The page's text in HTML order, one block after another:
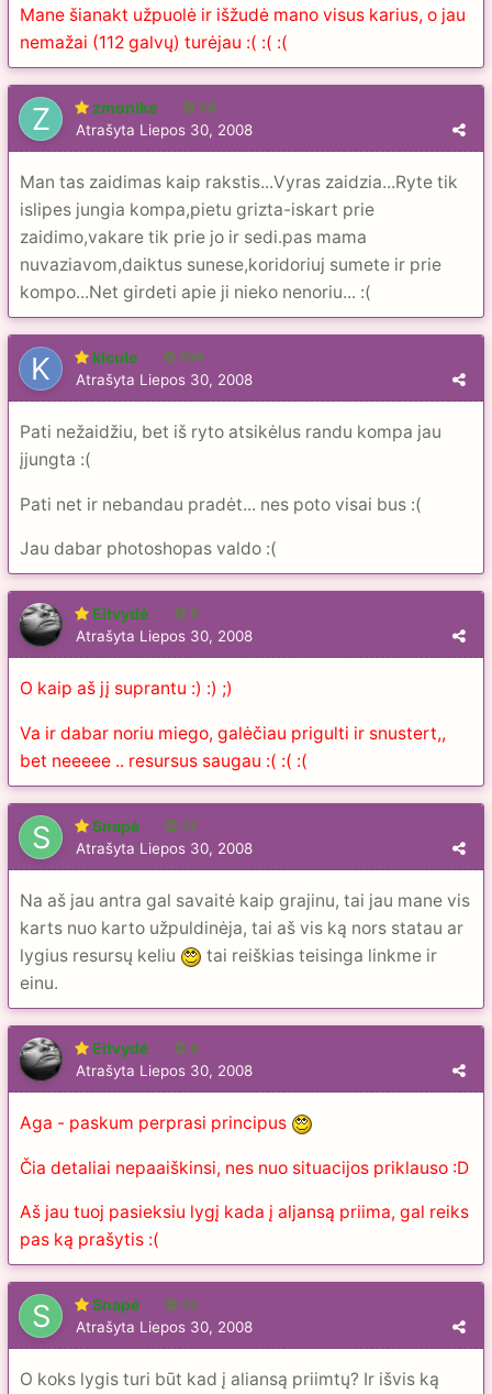
Mane šianakt užpuolė ir išžudė mano visus karius, o jau
nemažai (112 galvų) turėjau :( :( :(
zmonike 28
Atrašyta Liepos 30, 2008
Man tas zaidimas kaip rakstis...Vyras zaidzia...Ryte tik
islipes jungia kompa,pietu grizta-iskart prie
zaidimo,vakare tik prie jo ir sedi.pas mama
nuvaziavom,daiktus sunese,koridoriuj sumete ir prie
kompo...Net girdeti apie ji nieko nenoriu... :(
kicule 104
Atrašyta Liepos 30, 2008
Pati nežaidžiu, bet iš ryto atsikėlus randu kompa jau
įjungta :(
Pati net ir nebandau pradėt... nes poto visai bus :(
Jau dabar photoshopas valdo :(
Eitvydė 6
Atrašyta Liepos 30, 2008
O kaip aš jį suprantu :) :) ;)
Va ir dabar noriu miego, galėčiau prigulti ir snustert,,
bet neeeee .. resursus saugau :( :( :(
Snapė 13
Atrašyta Liepos 30, 2008
Na aš jau antra gal savaitė kaip grajinu, tai jau mane vis
karts nuo karto užpuldinėja, tai aš vis ką nors statau ar
lygius resursų keliu
tai reiškias teisinga linkme ir
einu.
Eitvydė 6
Atrašyta Liepos 30, 2008
Aga - paskum perprasi principus
Čia detaliai nepaaiškinsi, nes nuo situacijos priklauso :D
Aš jau tuoj pasieksiu lygį kada į aljansą priima, gal reiks
pas ką prašytis :(
Snapė 13
Atrašyta Liepos 30, 2008
O koks lygis turi būt kad į aliansą priimtų? Ir išvis ką